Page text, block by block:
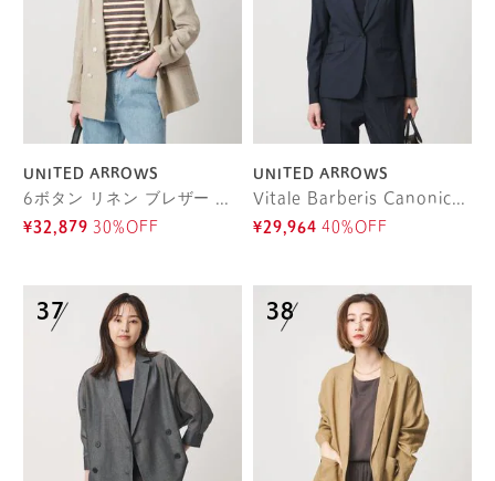
UNITED ARROWS
6ボタン リネン ブレザー ジャケット
¥32,879 30%OFF
UNITED ARROWS
Vitale Barberis Canonico テーラードジャケット 26SS
¥29,964 40%OFF